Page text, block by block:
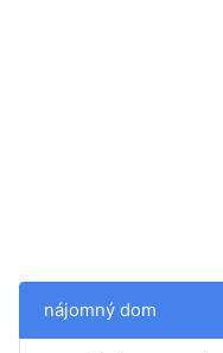
nájomný dom